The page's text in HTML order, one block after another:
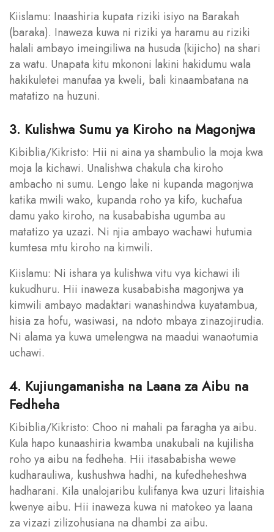
Kiislamu: Inaashiria kupata riziki isiyo na Barakah
(baraka). Inaweza kuwa ni riziki ya haramu au riziki
halali ambayo imeingiliwa na husuda (kijicho) na shari
za watu. Unapata kitu mkononi lakini hakidumu wala
hakikuletei manufaa ya kweli, bali kinaambatana na
matatizo na huzuni.
3. Kulishwa Sumu ya Kiroho na Magonjwa
Kibiblia/Kikristo: Hii ni aina ya shambulio la moja kwa
moja la kichawi. Unalishwa chakula cha kiroho
ambacho ni sumu. Lengo lake ni kupanda magonjwa
katika mwili wako, kupanda roho ya kifo, kuchafua
damu yako kiroho, na kusababisha ugumba au
matatizo ya uzazi. Ni njia ambayo wachawi hutumia
kumtesa mtu kiroho na kimwili.
Kiislamu: Ni ishara ya kulishwa vitu vya kichawi ili
kukudhuru. Hii inaweza kusababisha magonjwa ya
kimwili ambayo madaktari wanashindwa kuyatambua,
hisia za hofu, wasiwasi, na ndoto mbaya zinazojirudia.
Ni alama ya kuwa umelengwa na maadui wanaotumia
uchawi.
4. Kujiungamanisha na Laana za Aibu na
Fedheha
Kibiblia/Kikristo: Choo ni mahali pa faragha ya aibu.
Kula hapo kunaashiria kwamba unakubali na kujilisha
roho ya aibu na fedheha. Hii itasababisha wewe
kudharauliwa, kushushwa hadhi, na kufedheheshwa
hadharani. Kila unalojaribu kulifanya kwa uzuri litaishia
kwenye aibu. Hii inaweza kuwa ni matokeo ya laana
za vizazi zilizohusiana na dhambi za aibu.